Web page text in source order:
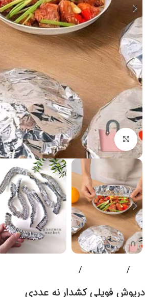
برای بزرگنمایی کلیک کنید
درپوش فویلی کشدار نه عددی